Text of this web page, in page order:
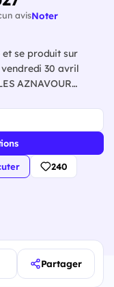
avisNoter
se produit sur
vendredi 30 avril
AZNAVOUR
240
Partager